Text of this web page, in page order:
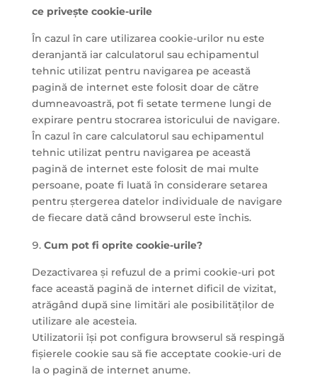
ce privește cookie-urile
În cazul în care utilizarea cookie-urilor nu este
deranjantă iar calculatorul sau echipamentul
tehnic utilizat pentru navigarea pe această
pagină de internet este folosit doar de către
dumneavoastră, pot fi setate termene lungi de
expirare pentru stocrarea istoricului de navigare.
În cazul în care calculatorul sau echipamentul
tehnic utilizat pentru navigarea pe această
pagină de internet este folosit de mai multe
persoane, poate fi luată în considerare setarea
pentru ștergerea datelor individuale de navigare
de fiecare dată când browserul este închis.
Cum pot fi oprite cookie-urile?
Dezactivarea și refuzul de a primi cookie-uri pot
face această pagină de internet dificil de vizitat,
atrăgând după sine limitări ale posibilităților de
utilizare ale acesteia.
Utilizatorii își pot configura browserul să respingă
fișierele cookie sau să fie acceptate cookie-uri de
la o pagină de internet anume.